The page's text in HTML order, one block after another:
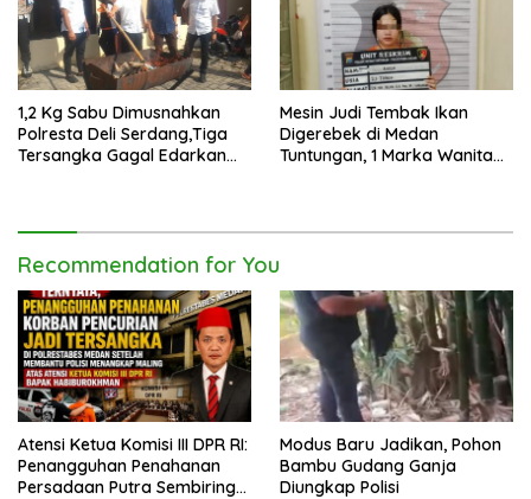
1,2 Kg Sabu Dimusnahkan
Polresta Deli Serdang,Tiga
Tersangka Gagal Edarkan
Mesin Judi Tembak Ikan
Digerebek di Medan
Tuntungan, 1 Marka Wanita
Recommendation for You
Atensi Ketua Komisi III DPR RI:
Penangguhan Penahanan
Persadaan Putra Sembiring
Modus Baru Jadikan, Pohon
Bambu Gudang Ganja
Diungkap Polisi